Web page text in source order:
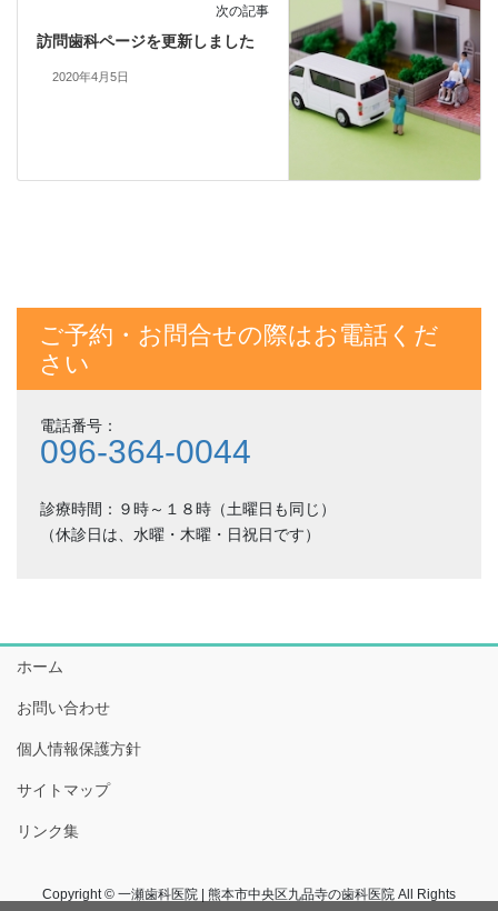
次の記事
訪問歯科ページを更新しました
2020年4月5日
ご予約・お問合せの際はお電話くだ
さい
電話番号：
096-364-0044
診療時間：９時～１８時（土曜日も同じ）
（休診日は、水曜・木曜・日祝日です）
ホーム
お問い合わせ
個人情報保護方針
サイトマップ
リンク集
Copyright © 一瀬歯科医院 | 熊本市中央区九品寺の歯科医院 All Rights